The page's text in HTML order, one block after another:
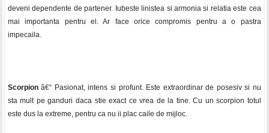
deveni dependente de partener. Iubeste linistea si armonia si relatia este cea
mai importanta pentru el. Ar face orice compromis pentru a o pastra
impecaila.
Scorpionâ€“ Pasionat, intens si profunt. Este extraordinar de posesiv si nu
sta mult pe ganduri daca stie exact ce vrea de la tine. Cu un scorpion totul
este dus la extreme, pentru ca nu ii plac caile de mijloc.